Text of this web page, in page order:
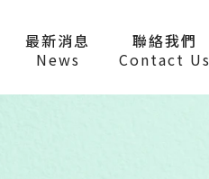
最新消息
News
聯絡我們
Contact Us